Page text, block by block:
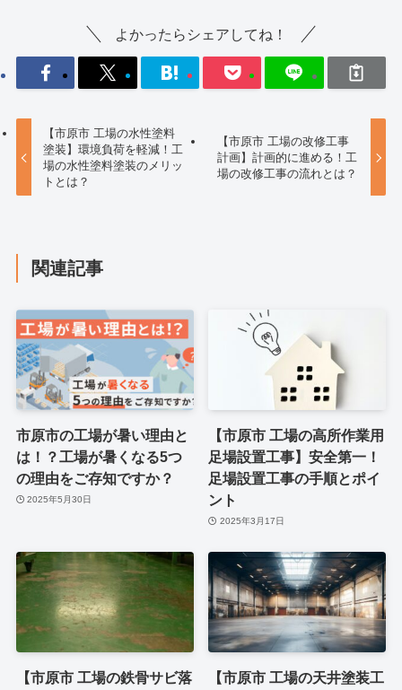
よかったらシェアしてね！
【市原市 工場の水性塗料
塗装】環境負荷を軽減！工
場の水性塗料塗装のメリッ
トとは？
【市原市 工場の改修工事
計画】計画的に進める！工
場の改修工事の流れとは？
関連記事
市原市の工場が暑い理由と
は！？工場が暑くなる5つ
の理由をご存知ですか？
2025年5月30日
【市原市 工場の高所作業用
足場設置工事】安全第一！
足場設置工事の手順とポイ
ント
2025年3月17日
【市原市 工場の鉄骨サビ落
【市原市 工場の天井塗装工